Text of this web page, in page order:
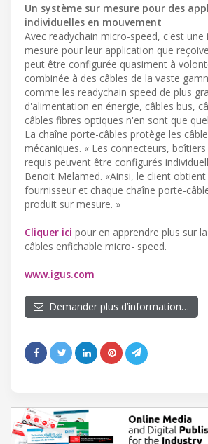
Un système sur mesure pour des
individuelles en mouvement
Avec readychain micro-speed, c'est une
mesure pour leur application que
peut être configurée quasiment à
combinée à des câbles de la vaste
comme les readychain speed de plus
d'alimentation en énergie, câbles bus,
câbles fibres optiques n'en sont que
La chaîne porte-câbles protège les
mécaniques. « Les connecteurs,
requis peuvent être configurés
Benoit Melamed. «Ainsi, le client
fournisseur et chaque chaîne porte-
produit sur mesure. »
Cliquer ici pour en apprendre plus sur
câbles enfichable micro- speed.
www.igus.com
Demander plus d’information…